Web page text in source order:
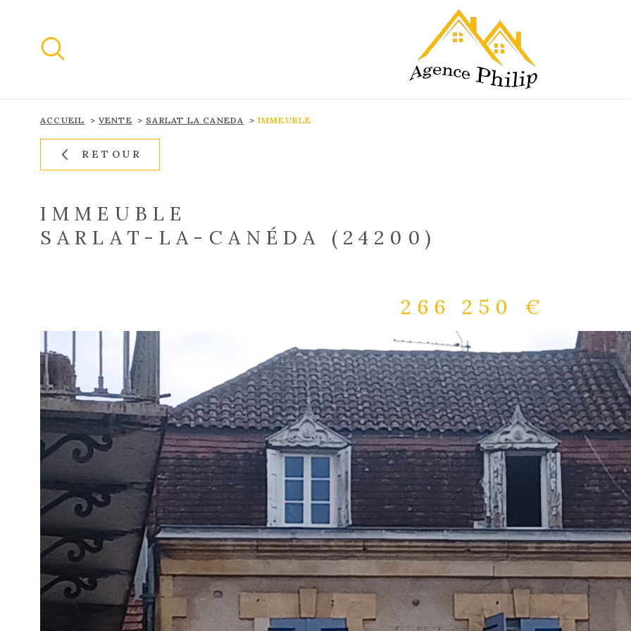
recherche
principal
contenu
ACCUEIL VENTE SARLAT LA CANEDA IMMEUBLE
RETOUR
IMMEUBLE
SARLAT-LA-CANÉDA (24200)
266 250 €